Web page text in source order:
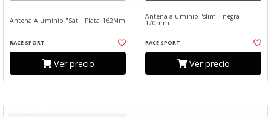
Antena Aluminio "Sat". Plata 162Mm
RACE SPORT
Ver precio
Antena aluminio "slim". negra
170mm
RACE SPORT
Ver precio